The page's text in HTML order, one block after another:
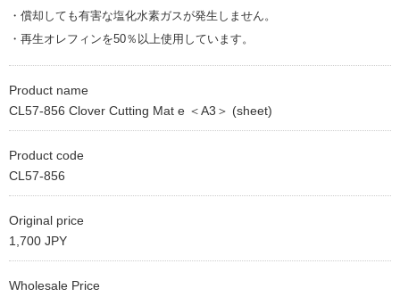
・償却しても有害な塩化水素ガスが発生しません。
・再生オレフィンを50％以上使用しています。
Product name
CL57-856 Clover Cutting Mat e ＜A3＞ (sheet)
Product code
CL57-856
Original price
1,700 JPY
Wholesale Price